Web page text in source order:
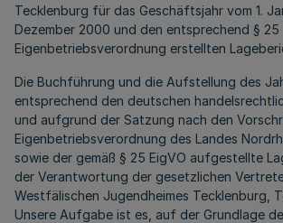
Tecklenburg für das Geschäftsjahr vom 1.
Dezember 2000 und den entsprechend § 25
Eigenbetriebsverordnung erstellten
Die Buchführung und die Aufstellung des
entsprechend den deutschen
und aufgrund der Satzung nach den
Eigenbetriebsverordnung des Landes
sowie der gemäß § 25 EigVO aufgestellte
der Verantwortung der gesetzlichen
Westfälischen Jugendheimes Tecklenburg,
Unsere Aufgabe ist es, auf der Grundlage